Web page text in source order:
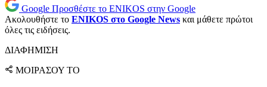
Google Προσθέστε το ENIKOS στην Google
Ακολουθήστε το ENIKOS στο Google News και μάθετε πρώτοι
όλες τις ειδήσεις.
ΔΙΑΦΗΜΙΣΗ
ΜΟΙΡΑΣΟΥ ΤΟ